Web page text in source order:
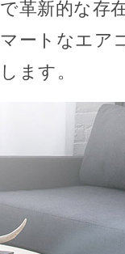
で革新的な存
マートなエア
します。